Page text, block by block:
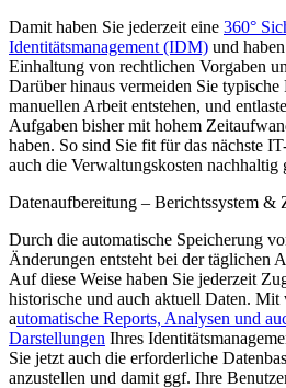
Damit haben Sie jederzeit eine 360°
Identitätsmanagement (IDM) und
Einhaltung von rechtlichen Vorgaben
Darüber hinaus vermeiden Sie
manuellen Arbeit entstehen, und
Aufgaben bisher mit hohem
haben. So sind Sie fit für das nächste
auch die Verwaltungskosten nachhaltig
Datenaufbereitung – Berichtssystem &
Durch die automatische Speicherung
Änderungen entsteht bei der täglichen
Auf diese Weise haben Sie jederzeit
historische und auch aktuell Daten.
automatische Reports, Analysen und
Darstellungen Ihres
Sie jetzt auch die erforderliche
anzustellen und damit ggf. Ihre